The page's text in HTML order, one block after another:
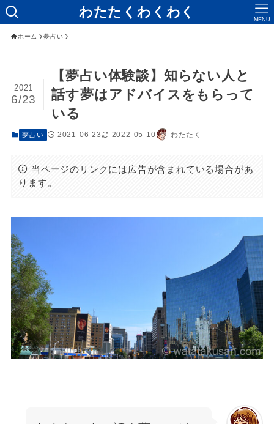
わたたくわくわく MENU
ホーム 夢占い
【夢占い体験談】知らない人と
話す夢はアドバイスをもらって
いる
2021
6/23
夢占い 2021-06-23 2022-05-10 わたたく
当ページのリンクには広告が含まれている場合があ
ります。